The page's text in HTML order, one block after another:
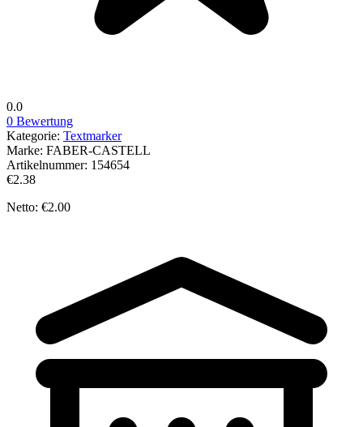
0.0
0 Bewertung
Kategorie: Textmarker
Marke: FABER-CASTELL
Artikelnummer: 154654
€2.38
Netto: €2.00